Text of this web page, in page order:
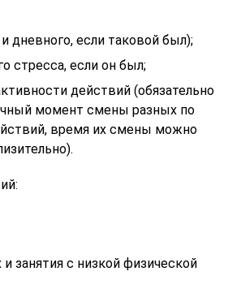
и дневного, если таковой был);
стресса, если он был;
действий (обязательно
момент смены разных по
время их смены можно
занятия с низкой физической